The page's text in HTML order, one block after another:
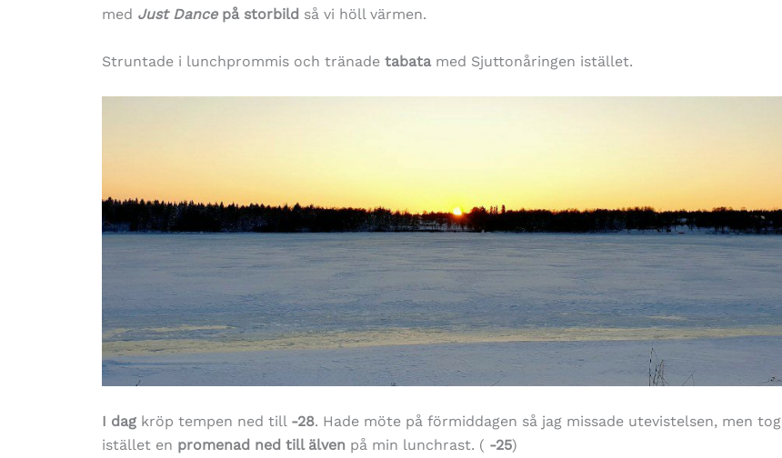
med Just Dancepå storbild så vi höll värmen.
Struntade i lunchprommis och tränade tabatamed Sjuttonåringen istället.
I dag kröp tempen ned till -28. Hade möte på förmiddagen så jag missade utevistelsen, men tog
istället en promenad ned till älven på min lunchrast. ( -25)